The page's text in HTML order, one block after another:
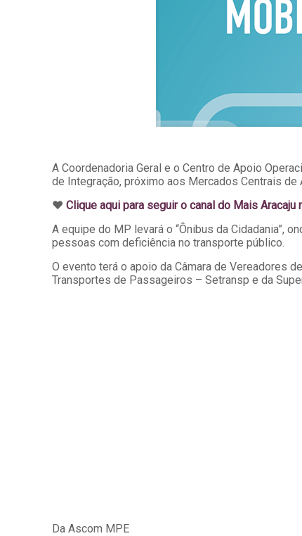
A Coordenadoria Geral e o Centro de Apoio
de Integração, próximo aos Mercados Centrais
♥️Clique aqui para seguir o canal do Mais Aracaju
A equipe do MP levará o “Ônibus da Cidadania”,
pessoas com deficiência no transporte público.
O evento terá o apoio da Câmara de Vereadores
Transportes de Passageiros – Setransp e da
Da Ascom MPE